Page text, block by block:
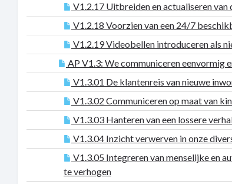
V1.2.17 Uitbreiden en actualiseren
V1.2.18 Voorzien van een 24/7
V1.2.19 Videobellen introduceren als
AP V1.3: We communiceren eenvormig
V1.3.01 De klantenreis van nieuwe
V1.3.02 Communiceren op maat van
V1.3.03 Hanteren van een lossere
V1.3.04 Inzicht verwerven in onze
V1.3.05 Integreren van menselijke en
te verhogen